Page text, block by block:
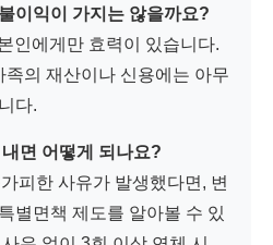
이익이 가지는 않을까요?
인에게만 효력이 있습니다.
족의 재산이나 신용에는 아무
다.
면 어떻게 되나요?
피한 사유가 발생했다면, 변
별면책 제도를 알아볼 수 있